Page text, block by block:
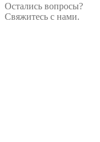
Остались вопросы?
Свяжитесь с нами.